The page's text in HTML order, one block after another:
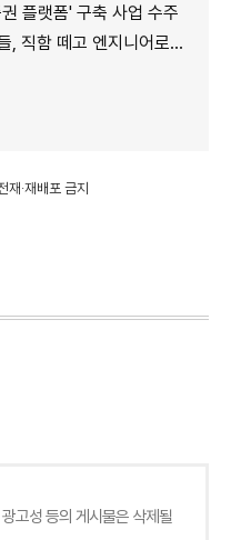
플랫폼' 구축 사업 수주
어로 유턴...'앤트로픽행 러시' 이유는
·재배포 금지